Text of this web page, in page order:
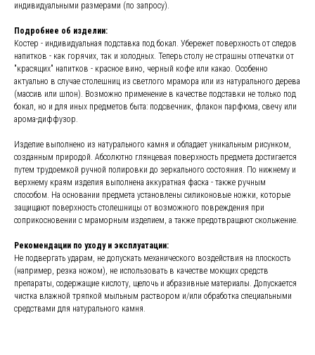
индивидуальными размерами (по запросу).
Подробнее об изделии:
Костер - индивидуальная подставка под бокал. Убережет поверхность от следов
напитков - как горячих, так и холодных. Теперь столу не страшны отпечатки от
"красящих" напитков - красное вино, черный кофе или какао. Особенно
актуально в случае столешниц из светлого мрамора или из натурального дерева
(массив или шпон). Возможно применение в качестве подставки не только под
бокал, но и для иных предметов быта: подсвечник, флакон парфюма, свечу или
арома-диффузор.
Изделие выполнено из натурального камня и обладает уникальным рисунком,
созданным природой. Абсолютно глянцевая поверхность предмета достигается
путем трудоемкой ручной полировки до зеркального состояния. По нижнему и
верхнему краям изделия выполнена аккуратная фаска - также ручным
способом. На основании предмета установлены силиконовые ножки, которые
защищают поверхность столешницы от возможного повреждения при
соприкосновении с мраморным изделием, а также предотвращают скольжение.
Рекомендации по уходу и эксплуатации:
Не подвергать ударам, не допускать механического воздействия на плоскость
(например, резка ножом), не использовать в качестве моющих средств
препараты, содержащие кислоту, щелочь и абразивные материалы. Допускается
чистка влажной тряпкой мыльным раствором и/или обработка специальными
средствами для натурального камня.